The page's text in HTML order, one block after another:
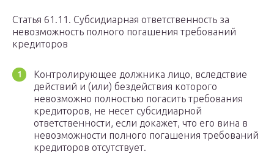
Статья 61.11. Субсидиарная ответственность за
невозможность полного погашения требований
кредиторов
Контролирующее должника лицо, вследствие
действий и (или) бездействия которого
невозможно полностью погасить требования
кредиторов, не несет субсидиарной
ответственности, если докажет, что его вина в
невозможности полного погашения требований
кредиторов отсутствует.